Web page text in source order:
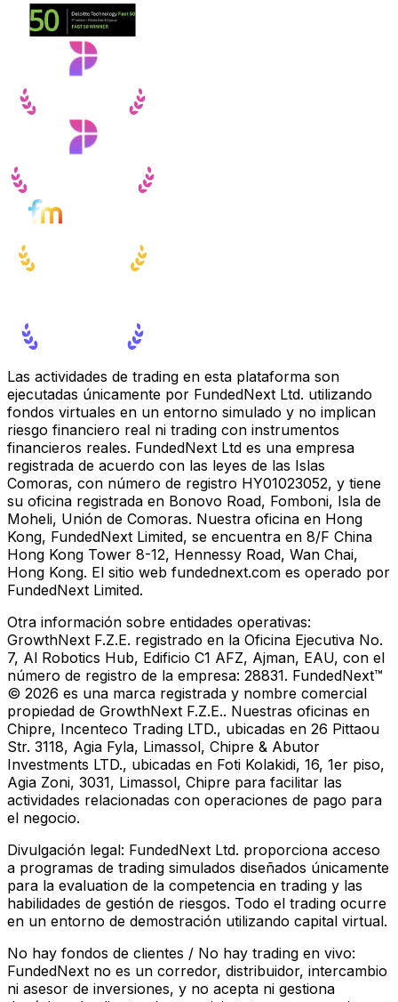
Las actividades de trading en esta plataforma son
ejecutadas únicamente por FundedNext Ltd. utilizando
fondos virtuales en un entorno simulado y no implican
riesgo financiero real ni trading con instrumentos
financieros reales. FundedNext Ltd es una empresa
registrada de acuerdo con las leyes de las Islas
Comoras, con número de registro HY01023052, y tiene
su oficina registrada en Bonovo Road, Fomboni, Isla de
Moheli, Unión de Comoras. Nuestra oficina en Hong
Kong, FundedNext Limited, se encuentra en 8/F China
Hong Kong Tower 8-12, Hennessy Road, Wan Chai,
Hong Kong. El sitio web fundednext.com es operado por
FundedNext Limited.
Otra información sobre entidades operativas:
GrowthNext F.Z.E. registrado en la Oficina Ejecutiva No.
7, Al Robotics Hub, Edificio C1 AFZ, Ajman, EAU, con el
número de registro de la empresa: 28831. FundedNext™
© 2026 es una marca registrada y nombre comercial
propiedad de GrowthNext F.Z.E.. Nuestras oficinas en
Chipre, Incenteco Trading LTD., ubicadas en 26 Pittaou
Str. 3118, Agia Fyla, Limassol, Chipre & Abutor
Investments LTD., ubicadas en Foti Kolakidi, 16, 1er piso,
Agia Zoni, 3031, Limassol, Chipre para facilitar las
actividades relacionadas con operaciones de pago para
el negocio.
Divulgación legal: FundedNext Ltd. proporciona acceso
a programas de trading simulados diseñados únicamente
para la evaluation de la competencia en trading y las
habilidades de gestión de riesgos. Todo el trading ocurre
en un entorno de demostración utilizando capital virtual.
No hay fondos de clientes / No hay trading en vivo:
FundedNext no es un corredor, distribuidor, intercambio
ni asesor de inversiones, y no acepta ni gestiona